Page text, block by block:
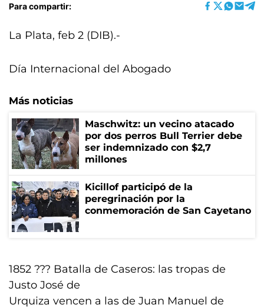
Para compartir:
La Plata, feb 2 (DIB).-
Día Internacional del Abogado
Más noticias
Maschwitz: un vecino atacado
por dos perros Bull Terrier debe
ser indemnizado con $2,7
millones
Kicillof participó de la
peregrinación por la
conmemoración de San Cayetano
1852 ??? Batalla de Caseros: las tropas de
Justo José de
Urquiza vencen a las de Juan Manuel de